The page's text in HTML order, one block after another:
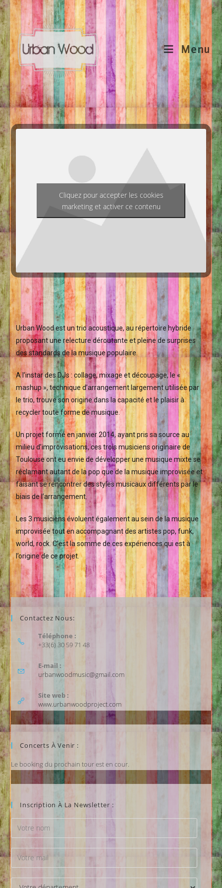
Menu
Cliquez pour accepter les cookies
marketing et activer ce contenu
Urban Wood est un trio acoustique, au répertoire hybride
proposant une relecture déroutante et pleine de surprises
des standards de la musique populaire.
A l’instar des DJs : collage, mixage et découpage, le «
mashup », technique d’arrangement largement utilisée par
le trio, trouve son origine dans la capacité et le plaisir à
recycler toute forme de musique.
Un projet formé en janvier 2014, ayant pris sa source au
milieu d’improvisations, ces trois musiciens originaire de
Toulouse ont eu envie de développer une musique mixte se
réclamant autant de la pop que de la musique improvisée et
faisant se rencontrer des styles musicaux différents par le
biais de l’arrangement.
Les 3 musiciens évoluent également au sein de la musique
improvisée tout en accompagnant des artistes pop, funk,
world, rock. C’est la somme de ces expériences qui est à
l’origine de ce projet.
Contactez Nous:
Téléphone :
+33(6) 30 59 71 48
E-mail :
urbanwoodmusic@gmail.com
Site web :
www.urbanwoodproject.com
Concerts À Venir :
Le booking du prochain tour est en cour.
Inscription À La Newsletter :